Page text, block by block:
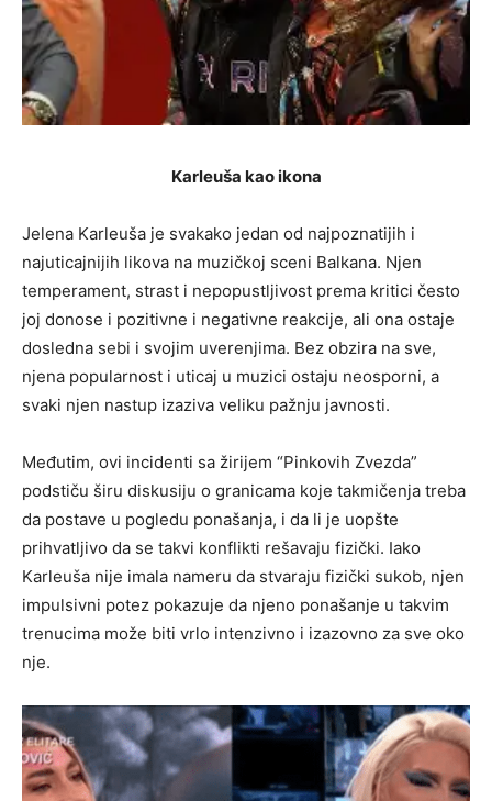
Karleuša kao ikona
Jelena Karleuša je svakako jedan od najpoznatijih i
najuticajnijih likova na muzičkoj sceni Balkana. Njen
temperament, strast i nepopustljivost prema kritici često
joj donose i pozitivne i negativne reakcije, ali ona ostaje
dosledna sebi i svojim uverenjima. Bez obzira na sve,
njena popularnost i uticaj u muzici ostaju neosporni, a
svaki njen nastup izaziva veliku pažnju javnosti.
Međutim, ovi incidenti sa žirijem “Pinkovih Zvezda”
podstiču širu diskusiju o granicama koje takmičenja treba
da postave u pogledu ponašanja, i da li je uopšte
prihvatljivo da se takvi konflikti rešavaju fizički. Iako
Karleuša nije imala nameru da stvaraju fizički sukob, njen
impulsivni potez pokazuje da njeno ponašanje u takvim
trenucima može biti vrlo intenzivno i izazovno za sve oko
nje.